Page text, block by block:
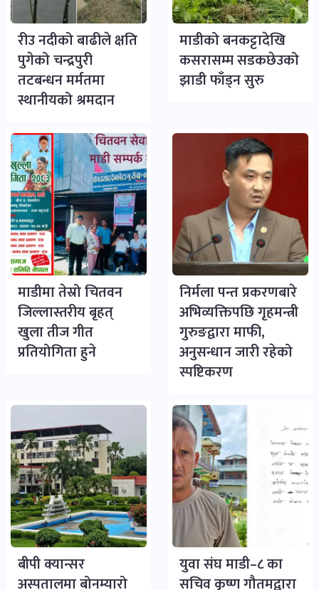
रीउ नदीको बाढीले क्षति
पुगेको चन्द्रपुरी
तटबन्धन मर्मतमा
स्थानीयको श्रमदान
माडीको बनकट्टादेखि
कसरासम्म सडकछेउको
झाडी फाँड्न सुरु
माडीमा तेस्रो चितवन
जिल्लास्तरीय बृहत्
खुला तीज गीत
प्रतियोगिता हुने
निर्मला पन्त प्रकरणबारे
अभिव्यक्तिपछि गृहमन्त्री
गुरुङद्वारा माफी,
अनुसन्धान जारी रहेको
स्पष्टिकरण
बीपी क्यान्सर
अस्पतालमा बोनम्यारो
युवा संघ माडी–८ का
सचिव कृष्ण गौतमद्वारा